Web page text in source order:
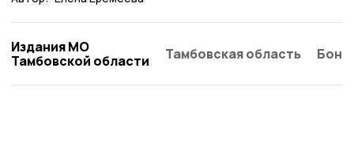
Издания МО
Тамбовской области
Тамбовская область